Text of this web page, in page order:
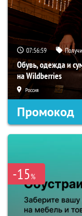
07:56:58
Обувь, одежда и
на Wildberries
Россия
Промокод
-15%